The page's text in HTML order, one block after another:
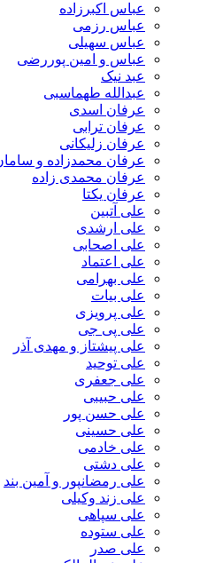
عباس اکبرزاده
عباس رزمی
عباس سهیلی
عباس و امین پوررضی
عبد نیک
عبدالله طهماسبی‎
عرفان اسدی
عرفان ترابی
عرفان زلیکانی
عرفان محمدزاده و سامان داداشی
عرفان محمدی زاده
عرفان یکتا
علی آتبین
علی ارشدی
علی اصحابی
علی اعتماد
علی بهرامی
علی بیات
علی پرویزی
علی پی جی
علی پیشتاز و مهدی آذر
علی توحید
علی جعفری
علی حبیبی
علی حسن پور
علی حسینی
علی خادمی
علی دشتی
علی رمضانپور و آمین بند
علی زند وکیلی
علی سپاهی
علی ستوده
علی صدر